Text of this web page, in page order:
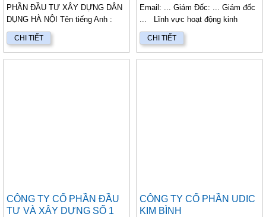
PHẦN ĐẦU TƯ XÂY DỰNG DÂN
DỤNG HÀ NỘI Tên tiếng Anh :
HANOI C...
CHI TIẾT
Email: ... Giám Đốc: ... Giám đốc
... Lĩnh vực hoạt động kinh
doanh...
CHI TIẾT
CÔNG TY CỔ PHẦN ĐẦU
TƯ VÀ XÂY DỰNG SỐ 1
CÔNG TY CỔ PHẦN UDIC
KIM BÌNH